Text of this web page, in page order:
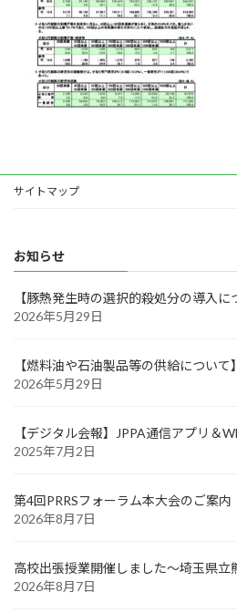
サイトマップ
お知らせ
【豚熱発生時の選択的殺処分の導入に
2026年5月29日
【燃料油や石油製品等の供給について】
2026年5月29日
【デジタル会報】JPPA通信アプリ＆
2025年7月2日
第4回PRRSフォーラム本大会のご案内
2026年8月7日
高校出張授業開催しました～埼玉県立
2026年8月7日